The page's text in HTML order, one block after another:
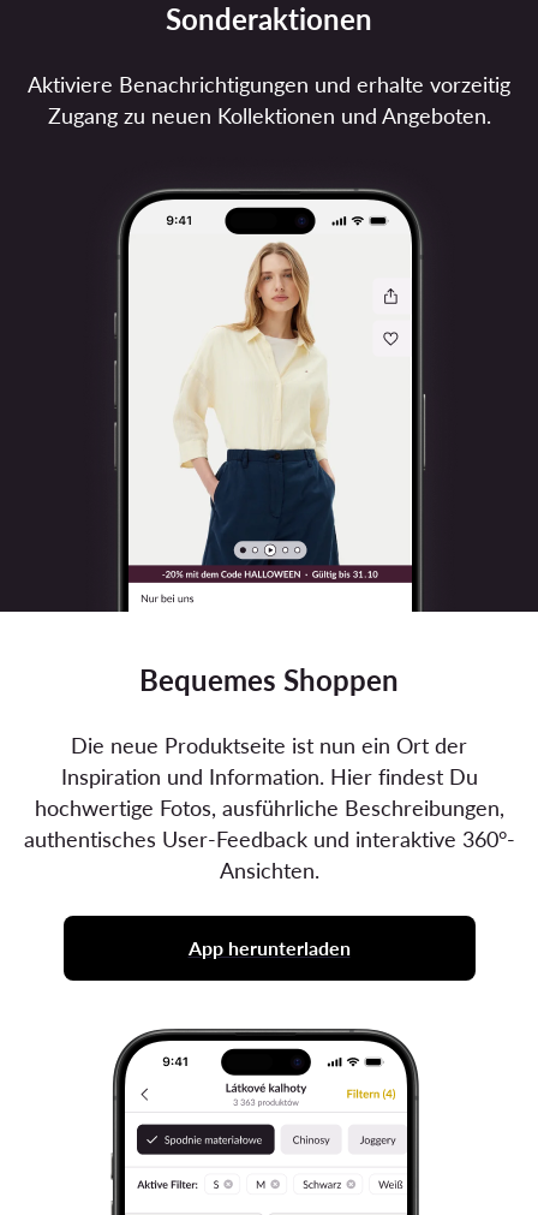
Sonderaktionen
Aktiviere Benachrichtigungen und erhalte vorzeitig
Zugang zu neuen Kollektionen und Angeboten.
Bequemes Shoppen
Die neue Produktseite ist nun ein Ort der
Inspiration und Information. Hier findest Du
hochwertige Fotos, ausführliche Beschreibungen,
authentisches User-Feedback und interaktive 360°-
Ansichten.
App herunterladen